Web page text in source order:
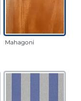
Mahagoni